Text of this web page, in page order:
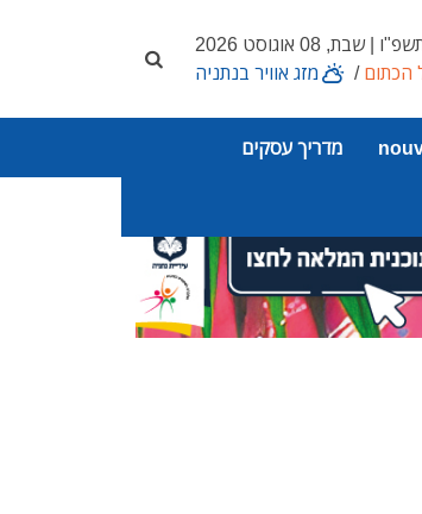
08 אוגוסט 2026
הכתום/ מזג אוויר בנתניה
מדריך עסקים